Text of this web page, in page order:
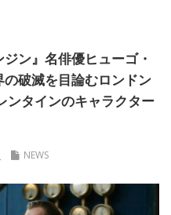
ン』名俳優ヒューゴ・
破滅を目論むロンドン
ンタインのキャラクター
NEWS